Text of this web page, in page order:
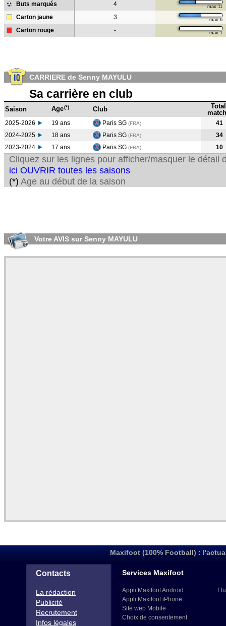
Buts marqués 4 max:11
Carton jaune 3 max:6
Carton rouge - max:1
CARRIERE de Senny MAYULU
Sa carrière en club
Saison Age(*) Club
Total
2025-2026 19 ans Paris SG (FRA)
41
2024-2025
18 ans Paris SG (FRA)
34
2023-2024
17 ans Paris SG (FRA) 10
Cliquez sur les lignes pour afficher/masquer le détail
ici OUVRIR toutes les saisons
(*) Age au début de la saison
Votre AVIS sur Senny MAYULU
Maxifoot (100% Football) :
Contacts
La rédaction
Publicité
Recrutement
Infos légales
Services Maxifoot
Appli Maxifoot Android
Appli Maxifoot iPhone
Site web Mobile
Choix de consentement